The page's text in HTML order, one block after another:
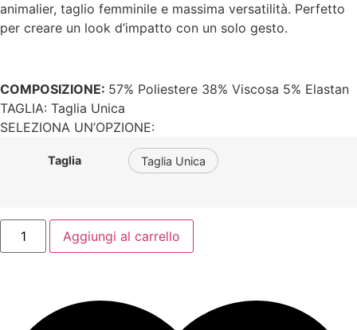
animalier, taglio femminile e massima versatilità. Perfetto
per creare un look d’impatto con un solo gesto.
COMPOSIZIONE: 57% Poliestere 38% Viscosa 5% Elastan
TAGLIA: Taglia Unica
SELEZIONA UN’OPZIONE:
Taglia Taglia Unica
Aggiungi al carrello